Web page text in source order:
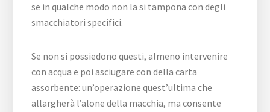
se in qualche modo non la si tampona con degli
smacchiatori specifici.
Se non si possiedono questi, almeno intervenire
con acqua e poi asciugare con della carta
assorbente: un’operazione quest’ultima che
allargherà l’alone della macchia, ma consente